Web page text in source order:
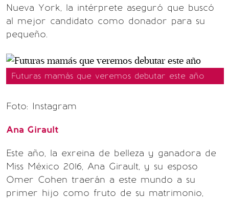
Nueva York, la intérprete aseguró que buscó
al mejor candidato como donador para su
pequeño.
Futuras mamás que veremos debutar este año
Foto: Instagram
Ana Girault
Este año, la exreina de belleza y ganadora de
Miss México 2016, Ana Girault, y su esposo
Omer Cohen traerán a este mundo a su
primer hijo como fruto de su matrimonio,